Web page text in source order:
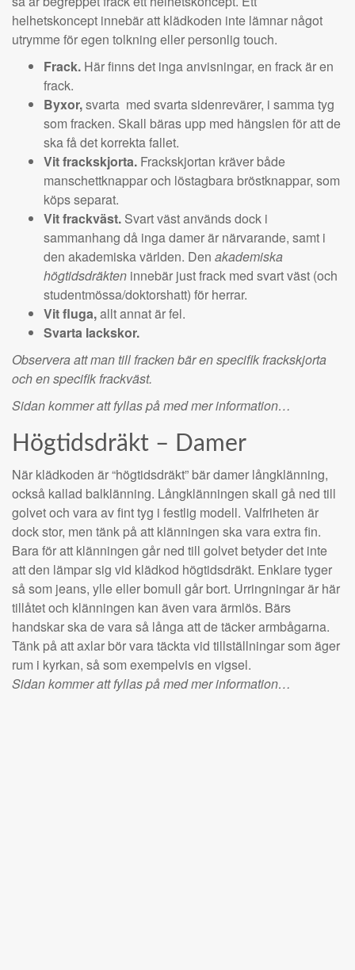
helhetskoncept innebär att klädkoden inte lämnar något
utrymme för egen tolkning eller personlig touch.
Frack. Här finns det inga anvisningar, en frack är en
frack.
Byxor,svarta med svarta sidenrevärer, i samma tyg
som fracken. Skall bäras upp med hängslen för att de
ska få det korrekta fallet.
Vit frackskjorta. Frackskjortan kräver både
manschettknappar och löstagbara bröstknappar, som
köps separat.
Vit frackväst. Svart väst används dock i
sammanhang då inga damer är närvarande, samt i
den akademiska världen. Den akademiska
högtidsdräkten innebär just frack med svart väst (och
studentmössa/doktorshatt) för herrar.
Vit fluga,allt annat är fel.
Svarta lackskor.
Observera att man till fracken bär en specifik frackskjorta
och en specifik frackväst.
Sidan kommer att fyllas på med mer information…
Högtidsdräkt – Damer
När klädkoden är “högtidsdräkt” bär damer långklänning,
också kallad balklänning. Långklänningen skall gå ned till
golvet och vara av fint tyg i festlig modell. Valfriheten är
dock stor, men tänk på att klänningen ska vara extra fin.
Bara för att klänningen går ned till golvet betyder det inte
att den lämpar sig vid klädkod högtidsdräkt. Enklare tyger
så som jeans, ylle eller bomull går bort. Urringningar är här
tillåtet och klänningen kan även vara ärmlös. Bärs
handskar ska de vara så långa att de täcker armbågarna.
Tänk på att axlar bör vara täckta vid tillställningar som äger
rum i kyrkan, så som exempelvis en vigsel.
Sidan kommer att fyllas på med mer information…